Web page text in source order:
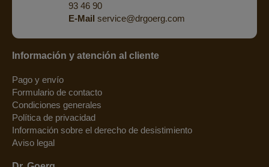
93 46 90
E-Mail service@drgoerg.com
Información y atención al cliente
Pago y envío
Formulario de contacto
Condiciones generales
Política de privacidad
Información sobre el derecho de desistimiento
Aviso legal